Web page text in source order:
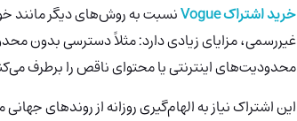
خرید اشتراک Vogue
نسبت به روش‌های دیگر مانند
غیررسمی، مزایای زیادی دارد: مثلاً دسترسی بدون
محدودیت‌های اینترنتی یا محتوای ناقص را برطرف
این اشتراک نیاز به الهام‌گیری روزانه از روندهای